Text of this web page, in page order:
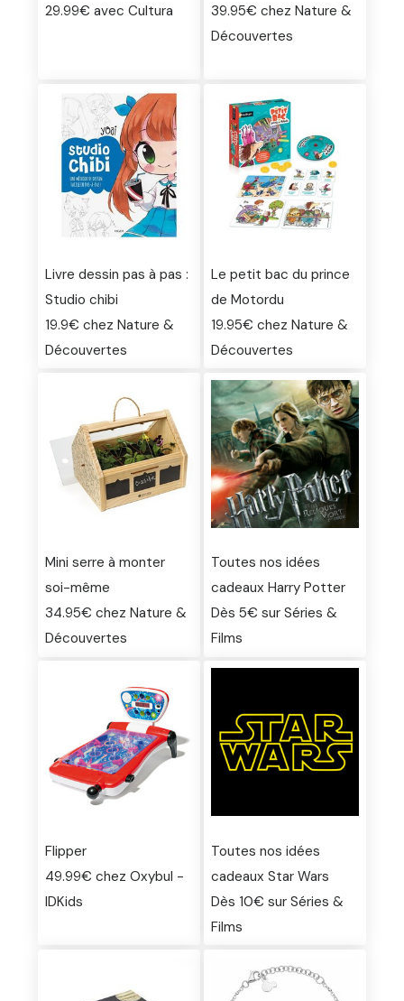
29.99€ avec Cultura
39.95€ chez Nature &
Découvertes
Livre dessin pas à pas :
Studio chibi
19.9€ chez Nature &
Découvertes
Le petit bac du prince
de Motordu
19.95€ chez Nature &
Découvertes
Mini serre à monter
soi-même
34.95€ chez Nature &
Découvertes
Toutes nos idées
cadeaux Harry Potter
Dès 5€ sur Séries &
Films
Flipper
49.99€ chez Oxybul -
IDKids
Toutes nos idées
cadeaux Star Wars
Dès 10€ sur Séries &
Films